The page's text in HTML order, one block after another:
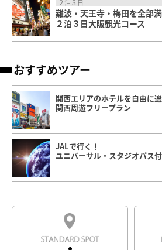
２泊３日
難波・天王寺・梅田を全部
２泊３日大阪観光コース
おすすめツアー
関西エリアのホテルを自由に
関西周遊フリープラン
JALで行く！
ユニバーサル・スタジオパス